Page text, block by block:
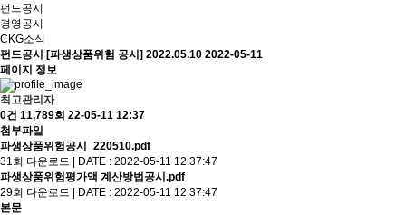
펀드공시
경영공시
CKG소식
펀드공시
[파생상품위험 공시] 2022.05.10 2022-05-11
페이지 정보
최고관리자
0건 11,789회 22-05-11 12:37
첨부파일
파생상품위험공시_220510.pdf
31회 다운로드 | DATE : 2022-05-11 12:37:47
파생상품위험평가액 계산방법공시.pdf
29회 다운로드 | DATE : 2022-05-11 12:37:47
본문